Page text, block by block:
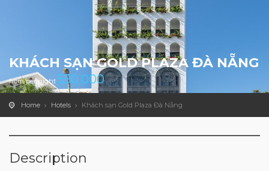
KHÁCH SẠN GOLD PLAZA ĐÀ NẴNG
from/per night 550,000
Home Hotels Khách sạn Gold Plaza Đà Nẵng
Description